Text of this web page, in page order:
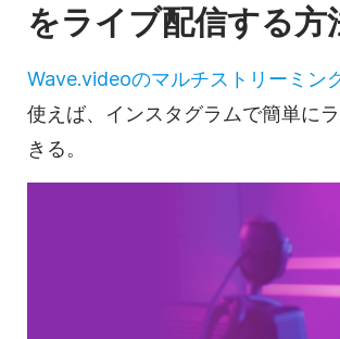
をライブ配信する方
Wave.videoのマルチストリーミン
使えば、インスタグラムで簡単に
きる。